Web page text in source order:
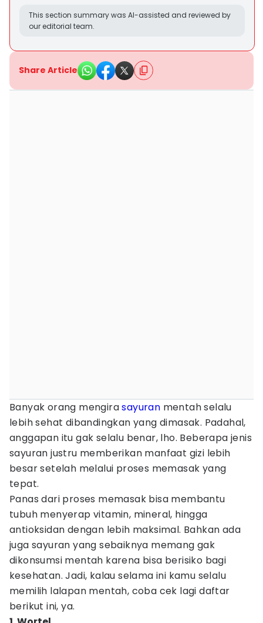
This section summary was AI-assisted and reviewed by
our editorial team.
Share Article
Banyak orang mengirasayuran mentah selalu
lebih sehat dibandingkan yang dimasak. Padahal,
anggapan itu gak selalu benar, lho. Beberapa jenis
sayuran justru memberikan manfaat gizi lebih
besar setelah melalui proses memasak yang
tepat.
Panas dari proses memasak bisa membantu
tubuh menyerap vitamin, mineral, hingga
antioksidan dengan lebih maksimal. Bahkan ada
juga sayuran yang sebaiknya memang gak
dikonsumsi mentah karena bisa berisiko bagi
kesehatan. Jadi, kalau selama ini kamu selalu
memilih lalapan mentah, coba cek lagi daftar
berikut ini, ya.